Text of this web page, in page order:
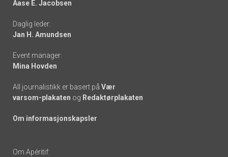
-
links
Aase E. Jacobsen
Daglig leder:
Jan H. Amundsen
Event manager:
Mina Hovden
All journalistikk er basert på Vær
varsom-plakaten og Redaktørplakaten
Om informasjonskapsler
Om Apéritif: